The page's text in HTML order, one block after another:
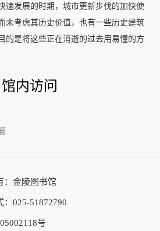
速发展的时期，城市更新步伐的加快使
未考虑其历史价值，也有一些历史建筑
的是将这些正在消逝的过去用易懂的方
馆内访问
：金陵图书馆
：025-51872790
号